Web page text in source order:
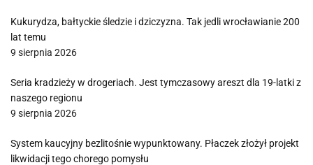
Kukurydza, bałtyckie śledzie i dziczyzna. Tak jedli wrocławianie 200
lat temu
9 sierpnia 2026
Seria kradzieży w drogeriach. Jest tymczasowy areszt dla 19-latki z
naszego regionu
9 sierpnia 2026
System kaucyjny bezlitośnie wypunktowany. Płaczek złożył projekt
likwidacji tego chorego pomysłu